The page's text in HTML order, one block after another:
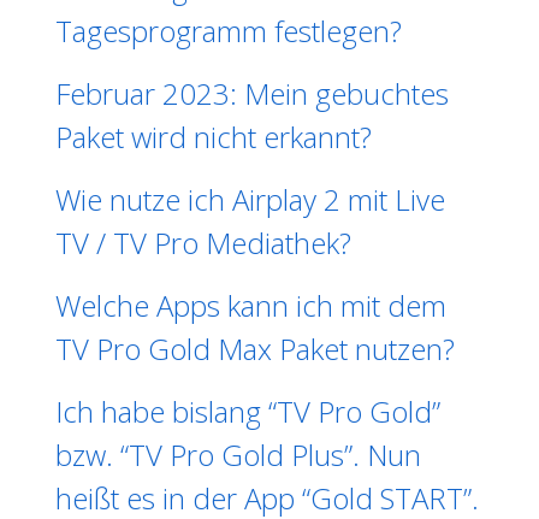
Tagesprogramm festlegen?
Februar 2023: Mein gebuchtes
Paket wird nicht erkannt?
Wie nutze ich Airplay 2 mit Live
TV / TV Pro Mediathek?
Welche Apps kann ich mit dem
TV Pro Gold Max Paket nutzen?
Ich habe bislang “TV Pro Gold”
bzw. “TV Pro Gold Plus”. Nun
heißt es in der App “Gold START”.